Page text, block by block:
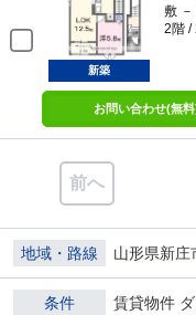
敷 －
2階 /
新築
お問い合わせ(無料
前へ
地域・路線 山形県新庄
条件 賃貸物件